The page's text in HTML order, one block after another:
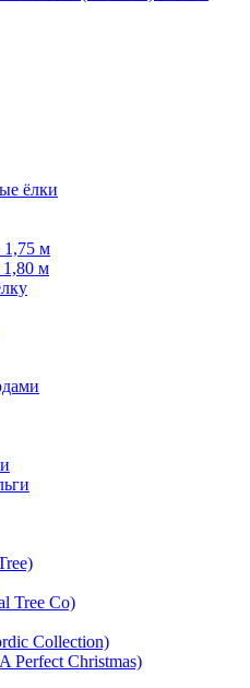
ёлки
1,75 м
1,80 м
Tree Co)
Collection)
Perfect Christmas)